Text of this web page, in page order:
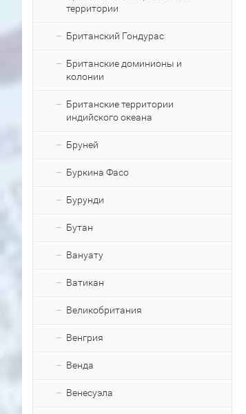
территории
Британский Гондурас
Британские доминионы и
колонии
Британские территории
индийского океана
Бруней
Буркина Фасо
Бурунди
Бутан
Вануату
Ватикан
Великобритания
Венгрия
Венда
Венесуэла